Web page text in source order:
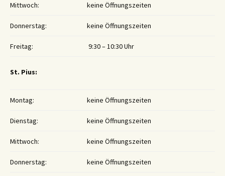
Mittwoch: keine Öffnungszeiten
Donnerstag: keine Öffnungszeiten
Freitag: 9:30 – 10:30 Uhr
St. Pius:
Montag: keine Öffnungszeiten
Dienstag: keine Öffnungszeiten
Mittwoch: keine Öffnungszeiten
Donnerstag: keine Öffnungszeiten